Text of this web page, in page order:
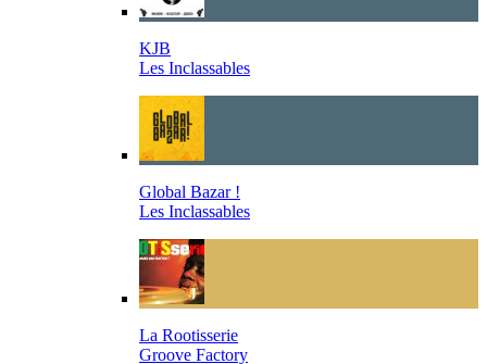
KJB
Les Inclassables
Global Bazar !
Les Inclassables
La Rootisserie
Groove Factory